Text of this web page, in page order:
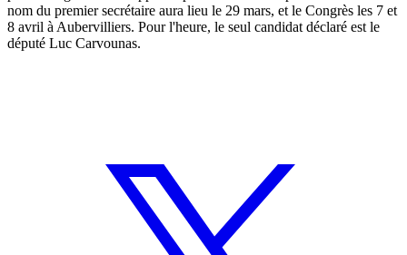
nom du premier secrétaire aura lieu le 29 mars, et le Congrès les 7 et
8 avril à Aubervilliers. Pour l'heure, le seul candidat déclaré est le
député Luc Carvounas.